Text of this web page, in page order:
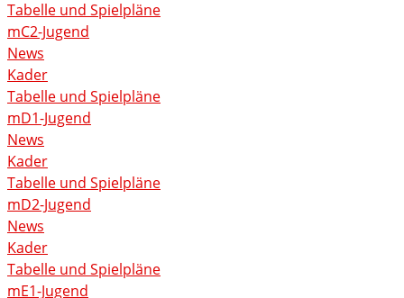
Tabelle und Spielpläne
mC2-Jugend
News
Kader
Tabelle und Spielpläne
mD1-Jugend
News
Kader
Tabelle und Spielpläne
mD2-Jugend
News
Kader
Tabelle und Spielpläne
mE1-Jugend